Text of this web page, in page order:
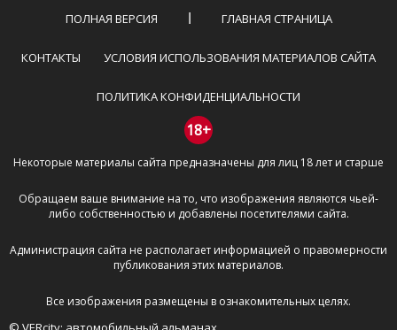
ПОЛНАЯ ВЕРСИЯ ГЛАВНАЯ СТРАНИЦА
КОНТАКТЫ УСЛОВИЯ ИСПОЛЬЗОВАНИЯ МАТЕРИАЛОВ САЙТА
ПОЛИТИКА КОНФИДЕНЦИАЛЬНОСТИ
18+
Некоторые материалы сайта предназначены для лиц 18 лет и старше
Обращаем ваше внимание на то, что изображения являются чьей-
либо собственностью и добавлены посетителями сайта.
Администрация сайта не располагает информацией о правомерности
публикования этих материалов.
Все изображения размещены в ознакомительных целях.